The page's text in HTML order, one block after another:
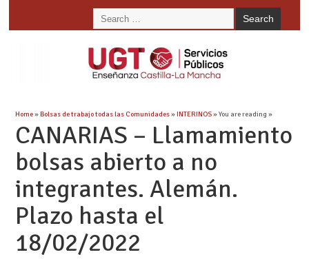
Home»Bolsas de trabajo todas las Comunidades»INTERINOS» You are reading »
CANARIAS – Llamamiento
bolsas abierto a no
integrantes. Alemán.
Plazo hasta el
18/02/2022